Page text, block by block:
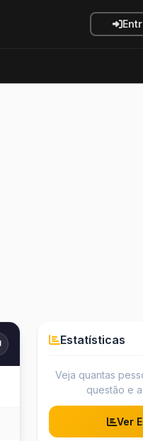
Estatísticas
Veja quantas
questão e
Ver